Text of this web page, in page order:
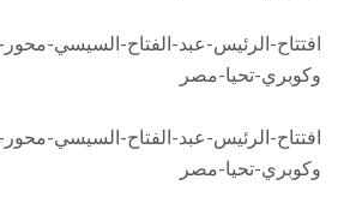
افتتاح-الرئيس-عبد-الفتاح-السيسي-
وكوبري-تحيا-مصر
افتتاح-الرئيس-عبد-الفتاح-السيسي-
وكوبري-تحيا-مصر